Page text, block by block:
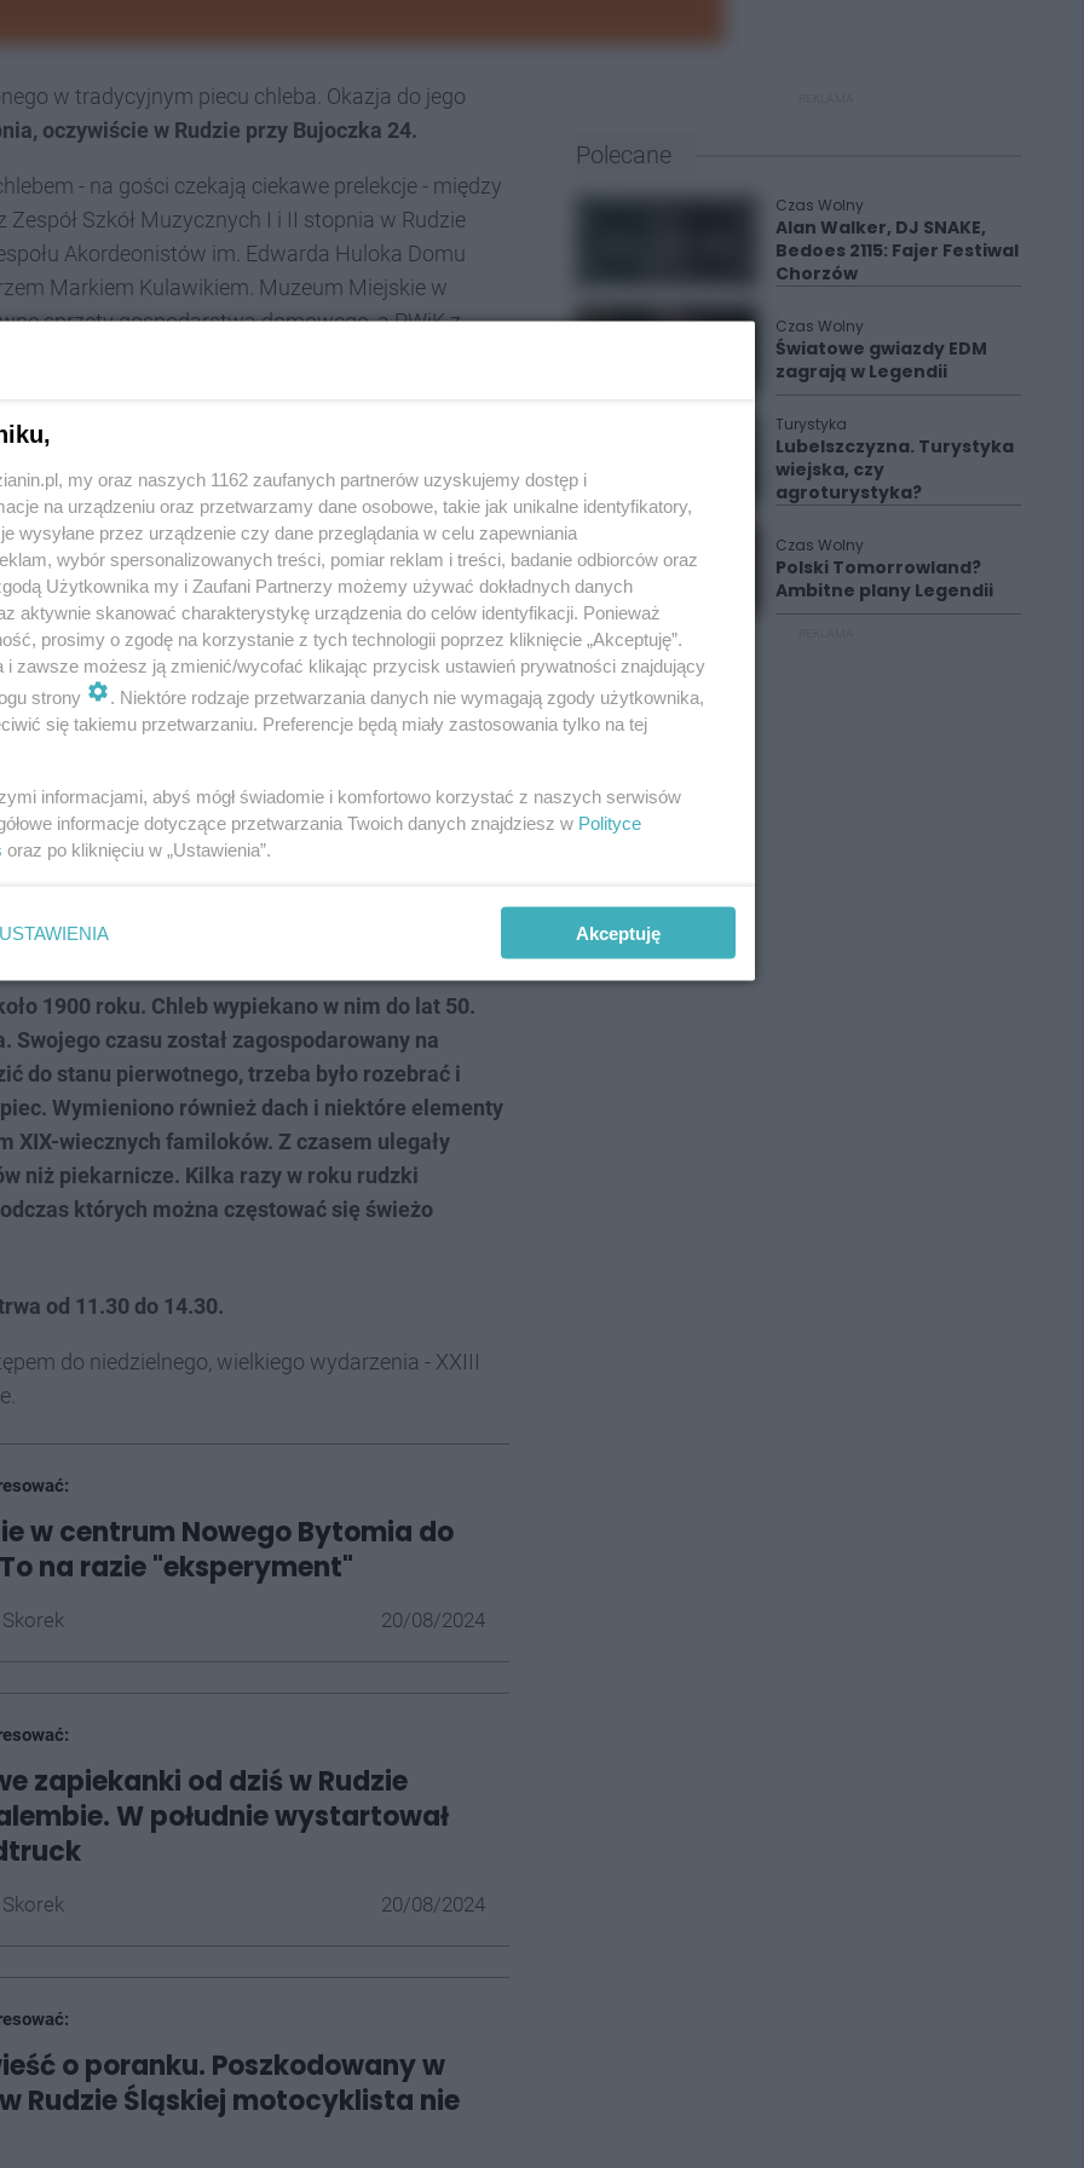
w tradycyjnym piecu chleba. Okazja do jego
oczywiście w Rudzie przy Bujoczka 24.
- na gości czekają ciekawe prelekcje - między
Szkół Muzycznych I i II stopnia w Rudzie
Akordeonistów im. Edwarda Huloka Domu
Markiem Kulawikiem. Muzeum Miejskie w
sprzęty gospodarstwa domowego, a PWiK z
z owocami.
zdobienia toreb płóciennych "Kolorowa
prania.
piekaroku jest degustacja chleba. Czy to
tradycyjnego procesu wypieku chleba oraz
piec chlebowy przy ul. Bujoczka 24 w
mieszkańcom do codziennego wypieku.
i prezentacji regionalnych tradycji – mówi
Kultury, Komunikacji Społecznej i Promocji
1900 roku. Chleb wypiekano w nim do lat 50.
Swojego czasu został zagospodarowany na
do stanu pierwotnego, trzeba było rozebrać i
Wymieniono również dach i niektóre elementy
XIX-wiecznych familoków. Z czasem ulegały
niż piekarnicze. Kilka razy w roku rudzki
których można częstować się świeżo
od 11.30 do 14.30.
do niedzielnego, wielkiego wydarzenia - XXIII
w centrum Nowego Bytomia do
na razie "eksperyment"
20/08/2024
zapiekanki od dziś w Rudzie
W południe wystartował
20/08/2024
o poranku. Poszkodowany w
Rudzie Śląskiej motocyklista nie
Polecane
Czas Wolny
Alan Walker, DJ SNAKE,
Bedoes 2115: Fajer Festiwal
Chorzów
Czas Wolny
Światowe gwiazdy EDM
zagrają w Legendii
Turystyka
Lubelszczyzna. Turystyka
wiejska, czy
agroturystyka?
Czas Wolny
Polski Tomorrowland?
Ambitne plany Legendii
my oraz naszych 1162 zaufanych partnerów uzyskujemy dostęp i
na urządzeniu oraz przetwarzamy dane osobowe, takie jak unikalne identyfikatory,
wysyłane przez urządzenie czy dane przeglądania w celu zapewniania
wybór spersonalizowanych treści, pomiar reklam i treści, badanie odbiorców oraz
Użytkownika my i Zaufani Partnerzy możemy używać dokładnych danych
aktywnie skanować charakterystykę urządzenia do celów identyfikacji. Ponieważ
prosimy o zgodę na korzystanie z tych technologii poprzez kliknięcie „Akceptuję”.
i zawsze możesz ją zmienić/wycofać klikając przycisk ustawień prywatności znajdujący
strony
. Niektóre rodzaje przetwarzania danych nie wymagają zgody użytkownika,
się takiemu przetwarzaniu. Preferencje będą miały zastosowania tylko na tej
informacjami, abyś mógł świadomie i komfortowo korzystać z naszych serwisów
informacje dotyczące przetwarzania Twoich danych znajdziesz w Polityce
oraz po kliknięciu w „Ustawienia”.
USTAWIENIA Akceptuję